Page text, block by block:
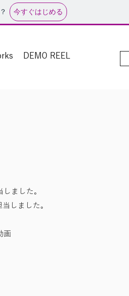
今すぐはじめる
DEMO REEL
ました。
しました。
画